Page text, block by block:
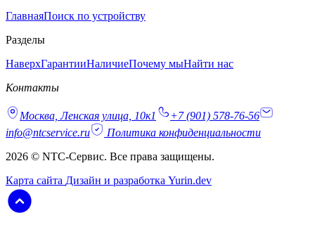
ГлавнаяПоиск по устройству
Разделы
НаверхГарантииНаличиеПочему мыНайти нас
Контакты
Москва, Ленская улица, 10к1
+7 (901) 578-76-56
info@ntcservice.ru
Политика конфиденциальности
2026 © NTC-Сервис. Все права защищены.
Карта сайта Дизайн и разработка Yurin.dev